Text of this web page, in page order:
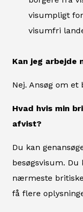
visumpligt
visumfri
Kan jeg arbejde
Nej. Ansøg om
Hvad hvis min
afvist?
Du kan
besøgsvisum.
nærmeste
få flere